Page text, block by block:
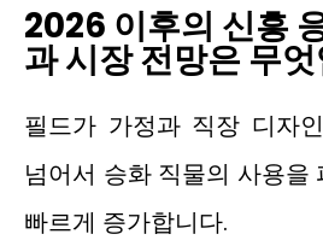
2026 이후의 신흥
과 시장 전망은 무
필드가 가정과 직장 디자
넘어서 승화 직물의 사용을
빠르게 증가합니다.